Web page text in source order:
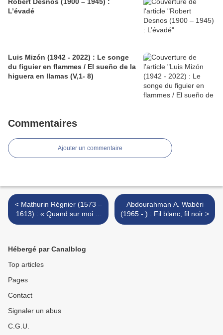
L’évadé
Luis Mizón (1942 - 2022) : Le songe
du figuier en flammes / El sueño de la
higuera en llamas (V,1- 8)
Commentaires
Ajouter un commentaire
< Mathurin Régnier (1573 –
1613) : « Quand sur moi je
jette les yeux… »
Abdourahman A. Wabéri
(1965 - ) : Fil blanc, fil noir >
Hébergé par Canalblog
Top articles
Pages
Contact
Signaler un abus
C.G.U.